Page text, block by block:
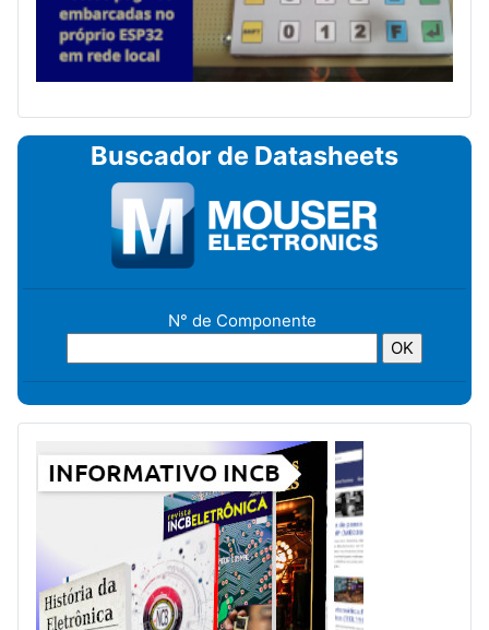
Buscador de Datasheets
N° de Componente